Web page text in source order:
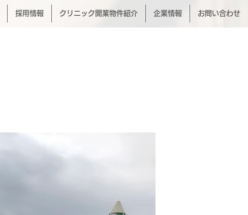
採用情報 クリニック開業物件紹介 企業情報 お問い合わせ